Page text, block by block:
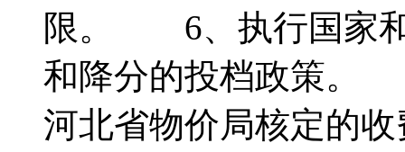
限。 6、执行国家和
和降分的投档政策
河北省物价局核定的